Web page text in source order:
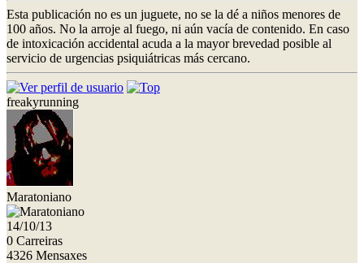
Esta publicación no es un juguete, no se la dé a niños menores de
100 años. No la arroje al fuego, ni aún vacía de contenido. En caso
de intoxicación accidental acuda a la mayor brevedad posible al
servicio de urgencias psiquiátricas más cercano.
freakyrunning
Maratoniano
14/10/13
0 Carreiras
4326 Mensaxes